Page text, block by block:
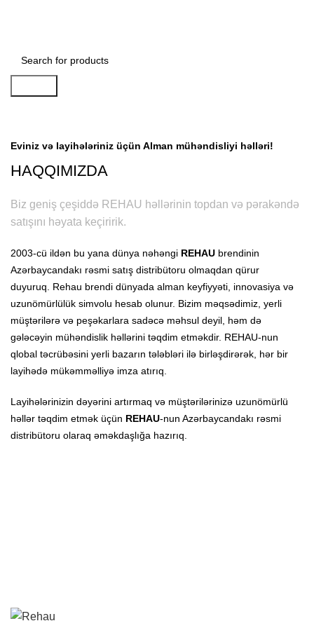
Eviniz və layihələriniz üçün Alman mühəndisliyi həlləri!
HAQQIMIZDA
Biz geniş çeşiddə REHAU həllərinin topdan və pərakəndə
satışını həyata keçiririk.
2003-cü ildən bu yana dünya nəhəngi REHAU brendinin
Azərbaycandakı rəsmi satış distribütoru olmaqdan qürur
duyuruq. Rehau brendi dünyada alman keyfiyyəti, innovasiya və
uzunömürlülük simvolu hesab olunur. Bizim məqsədimiz, yerli
müştərilərə və peşəkarlara sadəcə məhsul deyil, həm də
gələcəyin mühəndislik həllərini təqdim etməkdir. REHAU-nun
qlobal təcrübəsini yerli bazarın tələbləri ilə birləşdirərək, hər bir
layihədə mükəmməlliyə imza atırıq.
Layihələrinizin dəyərini artırmaq və müştərilərinizə uzunömürlü
həllər təqdim etmək üçün REHAU-nun Azərbaycandakı rəsmi
distribütoru olaraq əməkdaşlığa hazırıq.